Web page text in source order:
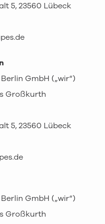
5, 23560 Lübeck
GmbH („wir“)
Großkurth
5, 23560 Lübeck
GmbH („wir“)
Großkurth